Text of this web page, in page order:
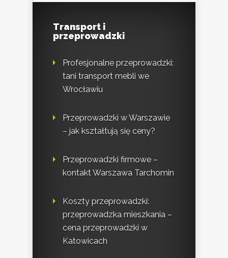
Transport i
przeprowadzki
Profesjonalne przeprowadzki:
tani transport mebli we
Wrocławiu
Przeprowadzki w Warszawie
– jak kształtują się ceny?
Przeprowadzki firmowe –
kontakt Warszawa Tarchomin
Koszty przeprowadzki:
przeprowadzka mieszkania –
cena przeprowadzki w
Katowicach